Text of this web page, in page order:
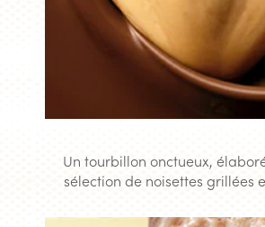
Un tourbillon onctueux,
sélection de noisettes grillées